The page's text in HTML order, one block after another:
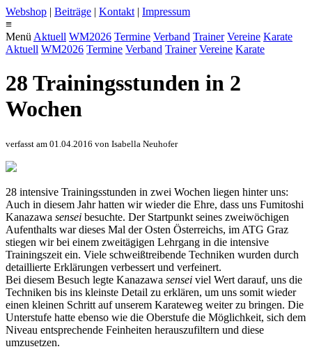
Webshop | Beiträge | Kontakt | Impressum
≡
Menü Aktuell WM2026 Termine Verband Trainer Vereine Karate
Aktuell WM2026 Termine Verband Trainer Vereine Karate
28 Trainingsstunden in 2
Wochen
verfasst am 01.04.2016 von Isabella Neuhofer
28 intensive Trainingsstunden in zwei Wochen liegen hinter uns:
Auch in diesem Jahr hatten wir wieder die Ehre, dass uns Fumitoshi
Kanazawa sensei besuchte. Der Startpunkt seines zweiwöchigen
Aufenthalts war dieses Mal der Osten Österreichs, im ATG Graz
stiegen wir bei einem zweitägigen Lehrgang in die intensive
Trainingszeit ein. Viele schweißtreibende Techniken wurden durch
detaillierte Erklärungen verbessert und verfeinert.
Bei diesem Besuch legte Kanazawa sensei viel Wert darauf, uns die
Techniken bis ins kleinste Detail zu erklären, um uns somit wieder
einen kleinen Schritt auf unserem Karateweg weiter zu bringen. Die
Unterstufe hatte ebenso wie die Oberstufe die Möglichkeit, sich dem
Niveau entsprechende Feinheiten herauszufiltern und diese
umzusetzen.